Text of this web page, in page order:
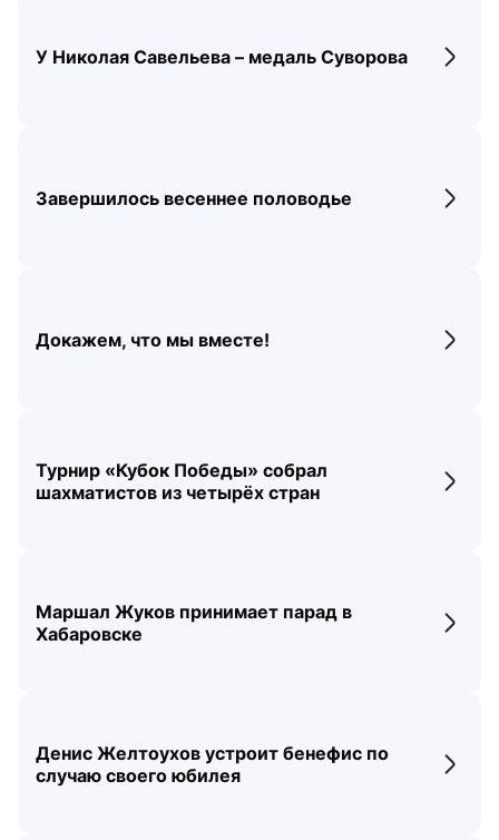
У Николая Савельева – медаль Суворова
Завершилось весеннее половодье
Докажем, что мы вместе!
Турнир «Кубок Победы» собрал
шахматистов из четырёх стран
Маршал Жуков принимает парад в
Хабаровске
Денис Желтоухов устроит бенефис по
случаю своего юбилея